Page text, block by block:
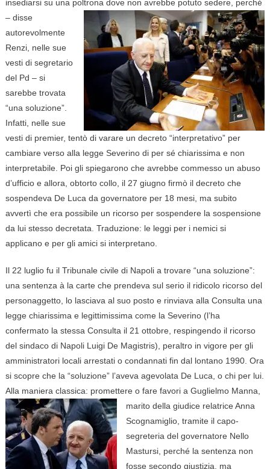
insediarsi su una poltrona dove non avrebbe potuto sedere, perché
– disse
autorevolmente
Renzi, nelle sue
vesti di segretario
del Pd – si
sarebbe trovata
“una soluzione”.
Infatti, nelle sue
vesti di premier, tentò di varare un decreto “interpretativo” per
cambiare verso alla legge Severino di per sé chiarissima e non
interpretabile. Poi gli spiegarono che avrebbe commesso un abuso
d’ufficio e allora, obtorto collo, il 27 giugno firmò il decreto che
sospendeva De Luca da governatore per 18 mesi, ma subito
avvertì che era possibile un ricorso per sospendere la sospensione
da lui stesso decretata. Traduzione: le leggi per i nemici si
applicano e per gli amici si interpretano.
Il 22 luglio fu il Tribunale civile di Napoli a trovare “una soluzione”:
una sentenza à la carte che prendeva sul serio il ridicolo ricorso del
personaggetto, lo lasciava al suo posto e rinviava alla Consulta una
legge chiarissima e legittimissima come la Severino (l’ha
confermato la stessa Consulta il 21 ottobre, respingendo il ricorso
del sindaco di Napoli Luigi De Magistris), peraltro in vigore per gli
amministratori locali arrestati o condannati fin dal lontano 1990. Ora
si scopre che la “soluzione” l’aveva agevolata De Luca, o chi per lui.
Alla maniera classica: promettere o fare favori a Guglielmo Manna,
marito della giudice relatrice Anna
Scognamiglio, tramite il capo-
segreteria del governatore Nello
Mastursi, perché la sentenza non
fosse secondo giustizia, ma